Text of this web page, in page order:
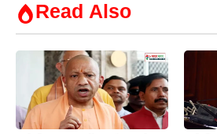
Read Also